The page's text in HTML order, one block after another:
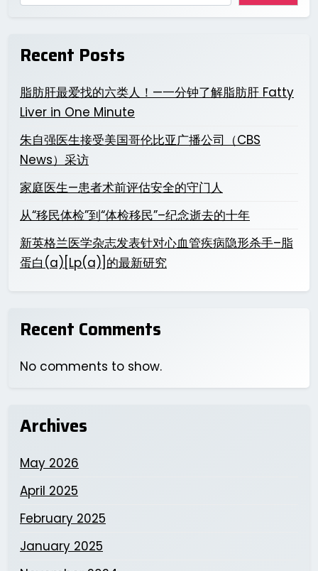
Recent Posts
脂肪肝最爱找的六类人！—一分钟了解脂肪肝 Fatty
Liver in One Minute
朱自强医生接受美国哥伦比亚广播公司（CBS
News）采访
家庭医生—患者术前评估安全的守门人
从“移民体检”到“体检移民”–纪念逝去的十年
新英格兰医学杂志发表针对心血管疾病隐形杀手–脂
蛋白(a)[Lp(a)]的最新研究
Recent Comments
No comments to show.
Archives
May 2026
April 2025
February 2025
January 2025